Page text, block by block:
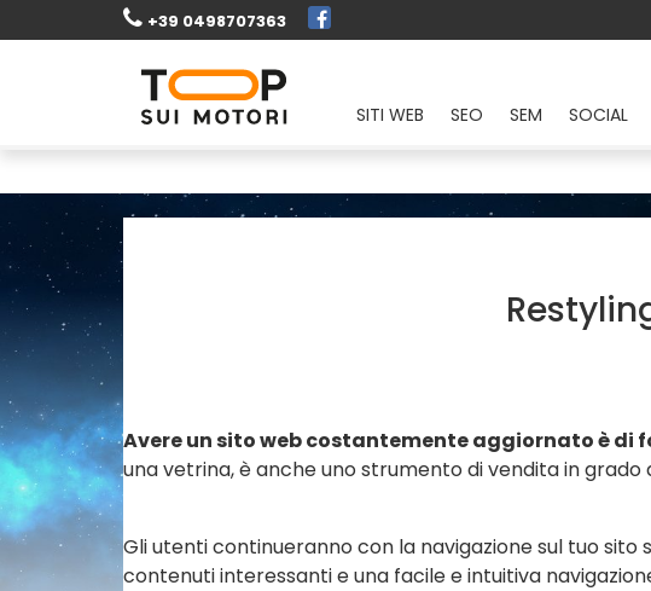
+39 0498707363
SITI WEB SEO SEM SOCIAL
Avere un sito web costantemente aggiornato è
una vetrina, è anche uno strumento di vendita in
Gli utenti continueranno con la navigazione sul tuo
contenuti interessanti e una facile e intuitiva